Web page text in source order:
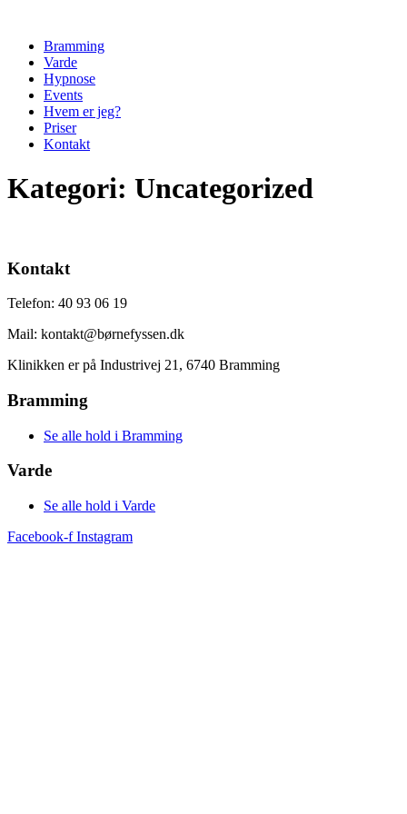
indholdBramming
Varde
Hypnose
Events
Hvem er jeg?
Priser
Kontakt
Kategori: Uncategorized
Kontakt
Telefon: 40 93 06 19
Mail: kontakt@børnefyssen.dk
Klinikken er på Industrivej 21, 6740 Bramming
Bramming
Se alle hold i Bramming
Varde
Se alle hold i Varde
Facebook-f Instagram